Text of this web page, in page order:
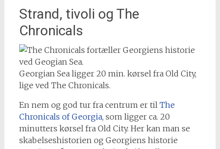
Strand, tivoli og The
Chronicals
Georgian Sea ligger 20 min. kørsel fra Old City,
lige ved The Chronicals.
En nem og god tur fra centrum er til The
Chronicals of Georgia,som ligger ca. 20
minutters kørsel fra Old City. Her kan man se
skabelseshistorien og Georgiens historie